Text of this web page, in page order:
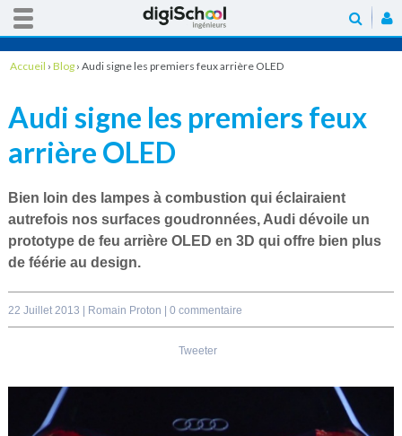
Accueil › Blog › Audi signe les premiers feux arrière OLED
Audi signe les premiers feux
arrière OLED
Bien loin des lampes à combustion qui éclairaient
autrefois nos surfaces goudronnées, Audi dévoile un
prototype de feu arrière OLED en 3D qui offre bien plus
de féérie au design.
22 Juillet 2013 | Romain Proton 0 commentaire
Tweeter